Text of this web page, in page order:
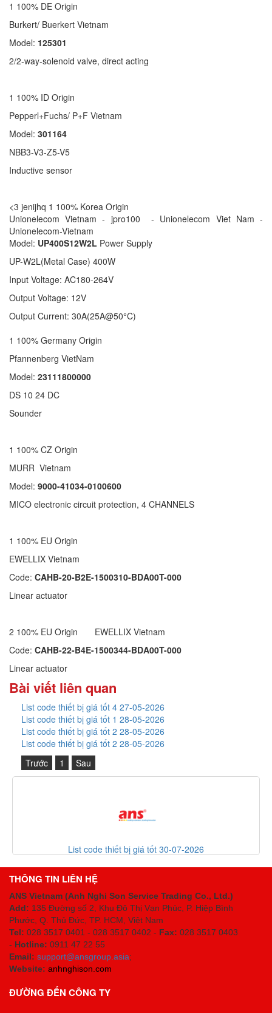
1 100% DE Origin
Burkert/ Buerkert Vietnam
Model: 125301
2/2-way-solenoid valve, direct acting
1 100% ID Origin
Pepperl+Fuchs/ P+F Vietnam
Model: 301164
NBB3-V3-Z5-V5
Inductive sensor
<3 jenijhq 1 100% Korea Origin
Unionelecom Vietnam - jpro100 - Unionelecom Viet Nam -
Unionelecom-Vietnam
Model: UP400S12W2L Power Supply
UP-W2L(Metal Case) 400W
Input Voltage: AC180-264V
Output Voltage: 12V
Output Current: 30A(25A@50°C)
1 100% Germany Origin
Pfannenberg VietNam
Model: 23111800000
DS 10 24 DC
Sounder
1 100% CZ Origin
MURR Vietnam
Model: 9000-41034-0100600
MICO electronic circuit protection, 4 CHANNELS
1 100% EU Origin
EWELLIX Vietnam
Code: CAHB-20-B2E-1500310-BDA00T-000
Linear actuator
2 100% EU Origin EWELLIX Vietnam
Code: CAHB-22-B4E-1500344-BDA00T-000
Linear actuator
Bài viết liên quan
List code thiết bị giá tốt 4 27-05-2026
List code thiết bị giá tốt 1 28-05-2026
List code thiết bị giá tốt 2 28-05-2026
List code thiết bị giá tốt 2 28-05-2026
Trước
1 Sau
List code thiết bị giá tốt 30-07-2026
THÔNG TIN LIÊN HỆ
ANS Vietnam (Anh Nghi Son Service Trading Co., Ltd.)
Add: 135 Đường số 2, Khu Đô Thị Vạn Phúc, P. Hiệp Bình
Phước, Q. Thủ Đức, TP. HCM , Việt Nam
Tel: 028 3517 0401 - 028 3517 0402 - Fax: 028 3517 0403
- Hotline: 0911 47 22 55
Email: support@ansgroup.asia;
Website: anhnghison.com
ĐƯỜNG ĐẾN CÔNG TY